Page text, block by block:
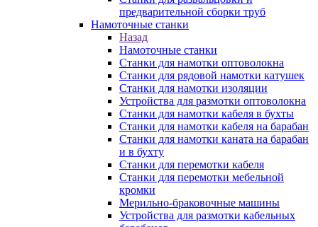
предварительной сборки труб
Намоточные станки
Назад
Намоточные станки
Станки для намотки оптоволокна
Станки для рядовой намотки катушек
Станки для намотки изоляции
Устройства для размотки оптоволокна
Станки для намотки кабеля в бухты
Станки для намотки кабеля на барабан
Станки для намотки каната на барабан
и в бухту
Станки для перемотки кабеля
Станки для перемотки мебельной
кромки
Мерильно-браковочные машины
Устройства для размотки кабельных